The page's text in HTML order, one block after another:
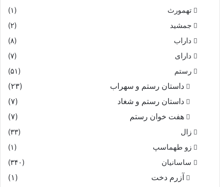
تهمورث
(۱)
جمشید
(۲)
داراب
(۸)
دارای
(۷)
رستم
(۵۱)
داستان رستم و سهراب
(۲۳)
داستان رستم و شغاد
(۷)
هفت خوان رستم‏
(۷)
زال
(۳۳)
زو طهماسپ‏
(۱)
ساسانیان
(۳۴۰)
آزرم دخت
(۱)